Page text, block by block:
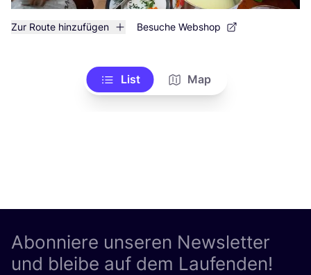
Zur Route hinzufügen Besuche Webshop
List Map
Abonniere unseren Newsletter
und bleibe auf dem Laufenden!